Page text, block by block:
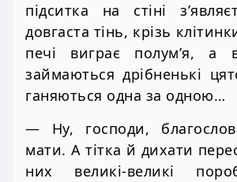
підситка на стіні
довгаста тінь, крізь
печі виграє полум’я, а в
займаються дрібненькі
ганяються одна за одною…
— Ну, господи,
мати. А тітка й дихати
них великі-великі